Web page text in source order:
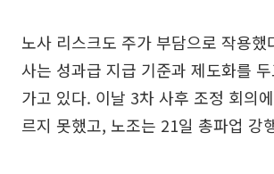
노사 리스크도 주가 부담으로 작용했
사는 성과급 지급 기준과 제도화를
가고 있다. 이날 3차 사후 조정 회의
르지 못했고, 노조는 21일 총파업 강